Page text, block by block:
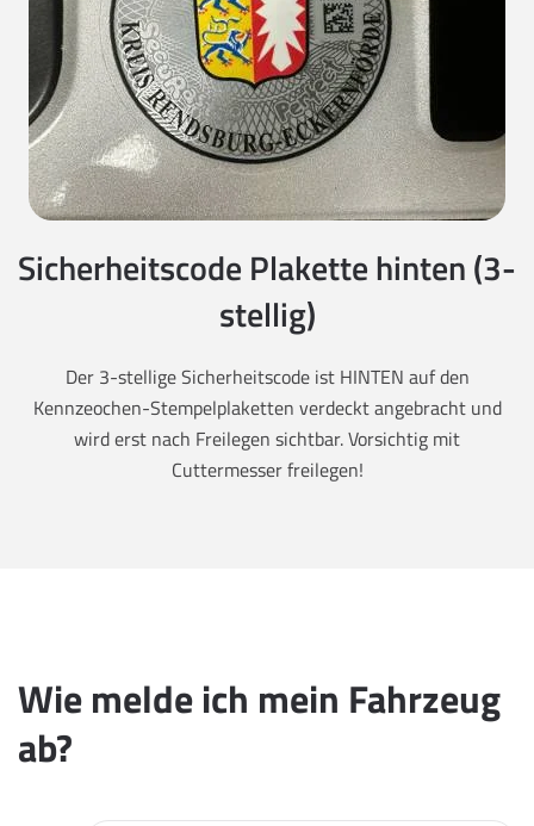
Sicherheitscode Plakette hinten (3-
stellig)
Der 3-stellige Sicherheitscode ist HINTEN auf den
Kennzeochen-Stempelplaketten verdeckt angebracht und
wird erst nach Freilegen sichtbar. Vorsichtig mit
Cuttermesser freilegen!
Wie melde ich mein Fahrzeug
ab?